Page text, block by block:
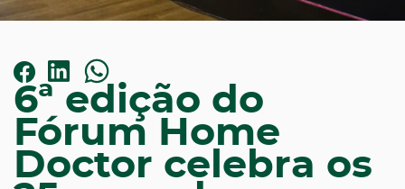
6ª edição do
Fórum Home
Doctor celebra os